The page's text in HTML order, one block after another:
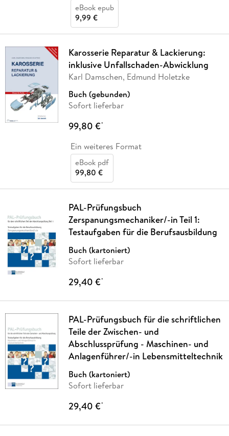
eBook epub
9,99 €
Karosserie Reparatur & Lackierung:
inklusive Unfallschaden-Abwicklung
Karl Damschen, Edmund Holetzke
Buch (gebunden)
Sofort lieferbar
99,80 €*
Ein weiteres Format
eBook pdf
99,80 €
PAL-Prüfungsbuch
Zerspanungsmechaniker/-in Teil 1:
Testaufgaben für die Berufsausbildung
Buch (kartoniert)
Sofort lieferbar
29,40 €*
PAL-Prüfungsbuch für die schriftlichen
Teile der Zwischen- und
Abschlussprüfung - Maschinen- und
Anlagenführer/-in Lebensmitteltechnik
Buch (kartoniert)
Sofort lieferbar
29,40 €*